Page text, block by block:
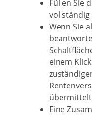
Füllen Sie
vollständig
Wenn Sie
einem
Eine